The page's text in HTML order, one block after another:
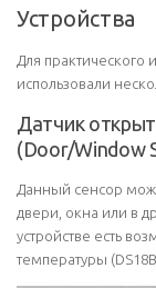
Устройства
Для
использовали
Датчик
(Door/Window
Данный сенсор
двери, окна или в
устройстве есть
температуры